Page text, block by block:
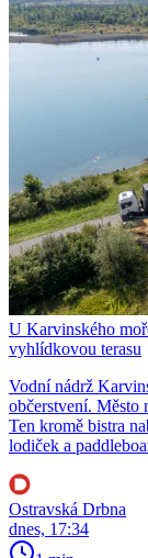
U Karvinského
vyhlídkovou terasu
Vodní nádrž
občerstvení. Město
Ten kromě bistra
lodiček a
Ostravská Drbna
dnes, 17:34